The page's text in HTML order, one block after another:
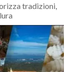
tradizioni,